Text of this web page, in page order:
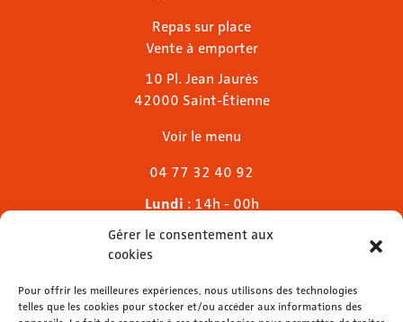
Gérer le consentement aux
cookies
Pour offrir les meilleures expériences, nous utilisons des technologies
telles que les cookies pour stocker et/ou accéder aux informations des
Repas sur place
Vente à emporter
10 Pl. Jean Jaurès
42000 Saint-Étienne
Voir le menu
04 77 32 40 92
Lundi : 14h - 00h
Mardi & mercredi
Jeudi
Dimanche: 11h - 00h